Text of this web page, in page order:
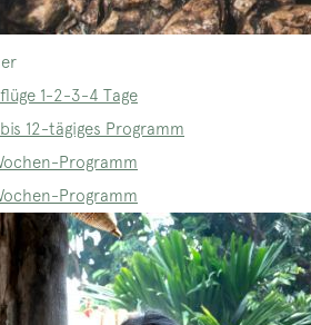
1-2-3-4 Tage
12-tägiges Programm
Programm
Programm